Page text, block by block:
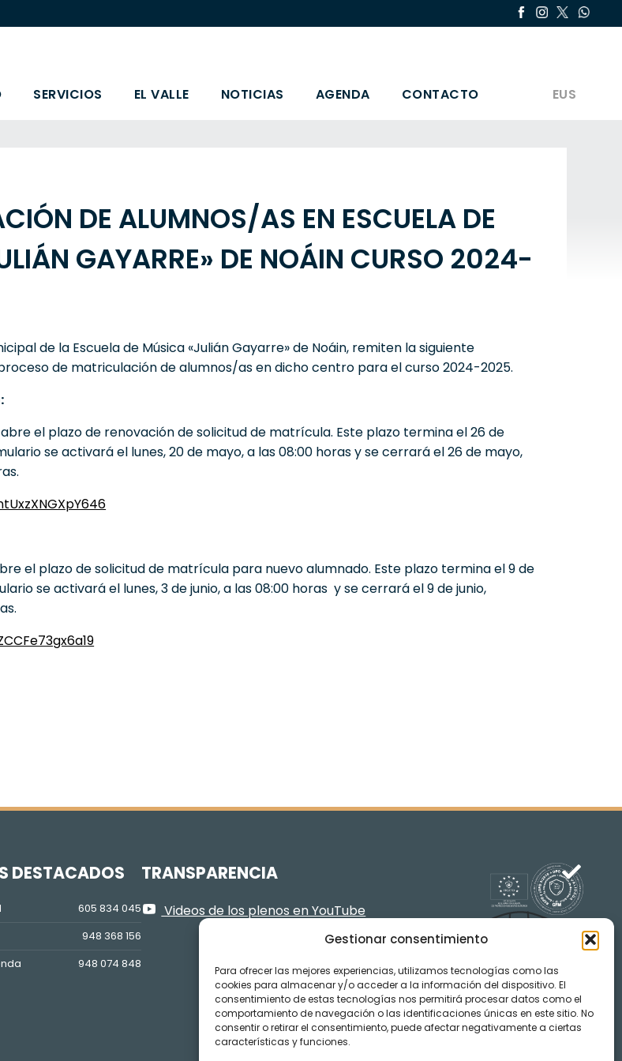
Gestionar consentimiento
Para ofrecer las mejores experiencias, utilizamos tecnologías como las
cookies para almacenar y/o acceder a la información del dispositivo. El
consentimiento de estas tecnologías nos permitirá procesar datos como el
comportamiento de navegación o las identificaciones únicas en este sitio. No
consentir o retirar el consentimiento, puede afectar negativamente a ciertas
características y funciones.
SERVICIOS EL VALLE NOTICIAS AGENDA CONTACTO EUS
DE ALUMNOS/AS EN ESCUELA DE
GAYARRE» DE NOÁIN CURSO 2024-
de la Escuela de Música «Julián Gayarre» de Noáin, remiten la siguiente
de matriculación de alumnos/as en dicho centro para el curso 2024-2025.
abre el plazo de renovación de solicitud de matrícula. Este plazo termina el 26 de
se activará el lunes, 20 de mayo, a las 08:00 horas y se cerrará el 26 de mayo,
el plazo de solicitud de matrícula para nuevo alumnado. Este plazo termina el 9 de
se activará el lunes, 3 de junio, a las 08:00 horas y se cerrará el 9 de junio,
DESTACADOS
605 834 045
948 368 156
948 074 848
TRANSPARENCIA
Videos de los plenos en YouTube